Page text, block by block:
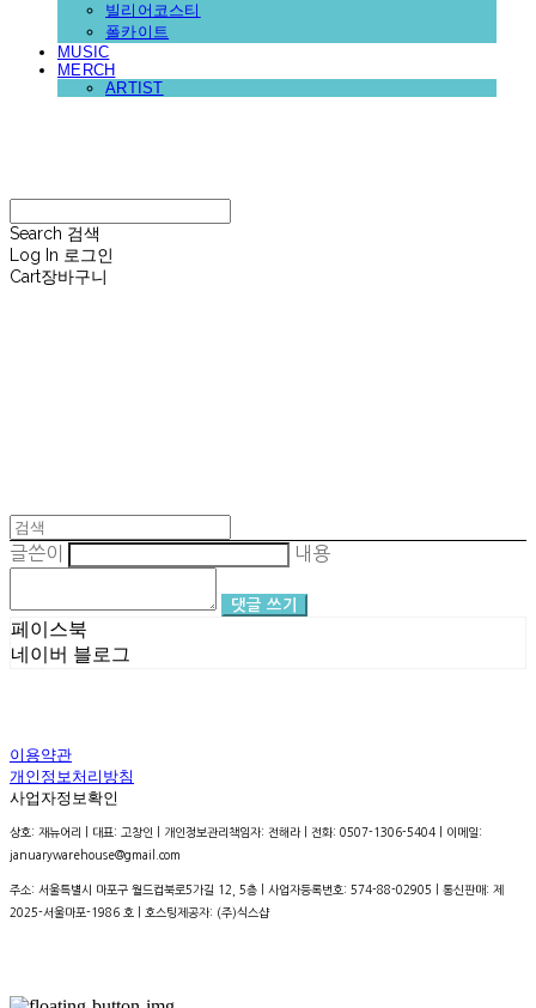
빌리어코스티
폴카이트
MUSIC
MERCH
ARTIST
Search 검색
Log In 로그인
Cart장바구니
글쓴이 내용
댓글 쓰기
페이스북
네이버 블로그
이용약관
개인정보처리방침
사업자정보확인
상호: 재뉴어리 | 대표: 고창인 | 개인정보관리책임자: 전해라 | 전화: 0507-1306-5404 | 이메일:
januarywarehouse@gmail.com
주소: 서울특별시 마포구 월드컵북로5가길 12, 5층 | 사업자등록번호: 574-88-02905 | 통신판매: 제
2025-서울마포-1986 호 | 호스팅제공자: (주)식스샵